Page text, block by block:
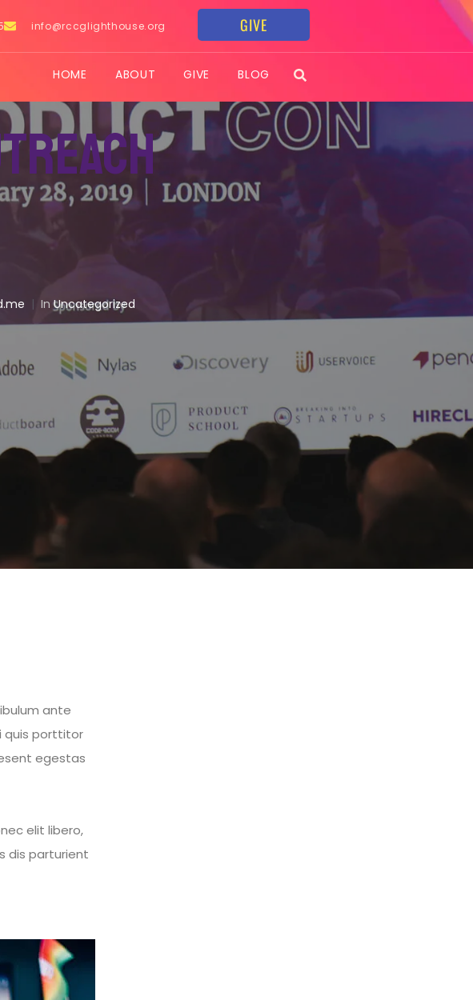
info@rccglighthouse.org GIVE
HOME ABOUT GIVE BLOG
InUncategorized
ante
quis porttitor
egestas
elit libero,
dis parturient